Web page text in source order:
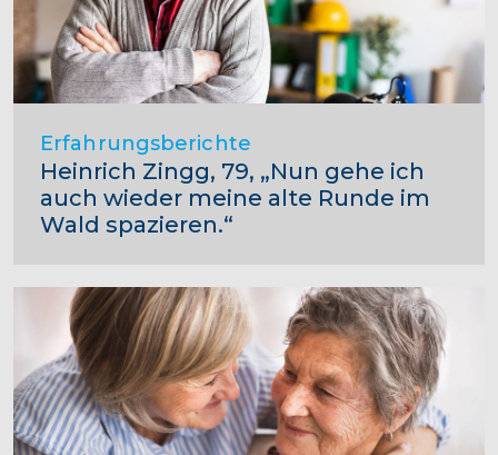
Erfahrungsberichte
Heinrich Zingg, 79, „Nun gehe ich
auch wieder meine alte Runde im
Wald spazieren.“